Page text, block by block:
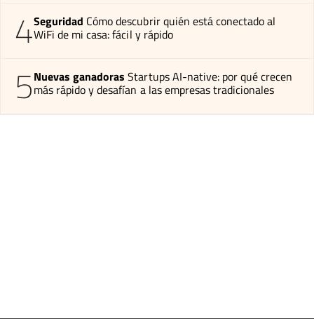
4Seguridad Cómo descubrir quién está conectado al
WiFi de mi casa: fácil y rápido
5Nuevas ganadoras Startups AI-native: por qué crecen
más rápido y desafían a las empresas tradicionales